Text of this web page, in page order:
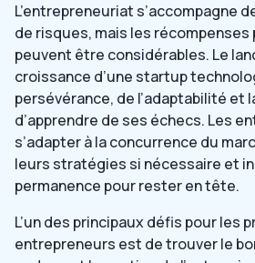
L’entrepreneuriat s’accompagne
de risques, mais les
peuvent être considérables. Le
croissance d’une startup
persévérance, de l’adaptabilité et
d’apprendre de ses échecs. Les
s’adapter à la concurrence du
leurs stratégies si nécessaire et
permanence pour rester en tête.
L’un des principaux défis pour les
entrepreneurs est de trouver le